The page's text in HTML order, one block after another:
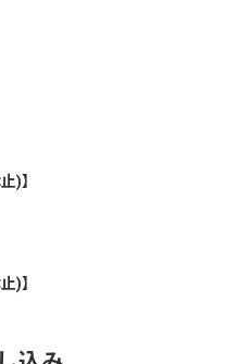
)】
)】